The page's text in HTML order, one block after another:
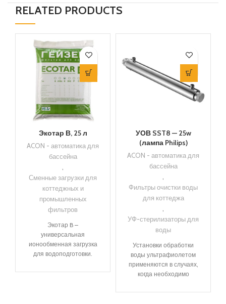
RELATED PRODUCTS
Экотар В, 25 л
ACON - автоматика для
бассейна
Сменные загрузки для
коттеджных и
промышленных
фильтров
Экотар B –
универсальная
ионообменная загрузка
для водоподготовки.
очистки воды из
УОВ SST8 — 25w
(лампа Philips)
ACON - автоматика для
бассейна
Фильтры очистки воды
для коттеджа
УФ-стерилизаторы для
воды
Установки обработки
воды ультрафиолетом
применяются в случаях,
когда необходимо
предотвратить